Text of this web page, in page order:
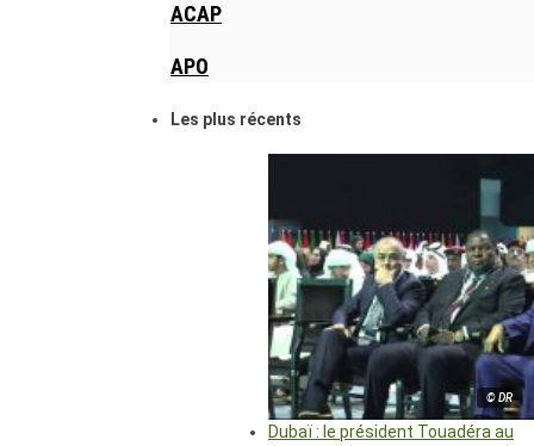
ACAP
APO
Les plus récents
© DR
Dubaï : le président Touadéra au